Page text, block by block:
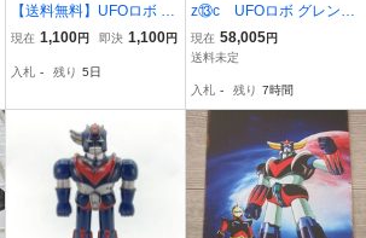
【送料無料】UFOロボ グ
レンダイザー プロマイド
画 東映動画 昭和レトロ
カード 永井豪
現在 1,100円 即決 1,100円
入札 - 残り 5日
z⑬c UFOロボ グレンダ
イザー DVD-BOX1.2 2
点セット
現在 58,005円
送料未定
入札 - 残り 7時間